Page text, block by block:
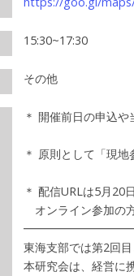
15:30~17:30
その他
＊ 開催前日の申込
＊ 原則として「現
＊ 配信URLは5月20
オンライン参加の
東海支部では第2回
本研究会は、経営に